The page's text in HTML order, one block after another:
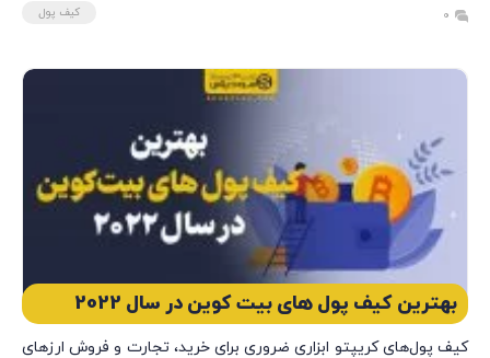
0 کیف پول
بهترین کیف پول های بیت کوین در سال 2022
کیف پول‌های کریپتو ابزاری ضروری برای خرید، تجارت و فروش ارزهای